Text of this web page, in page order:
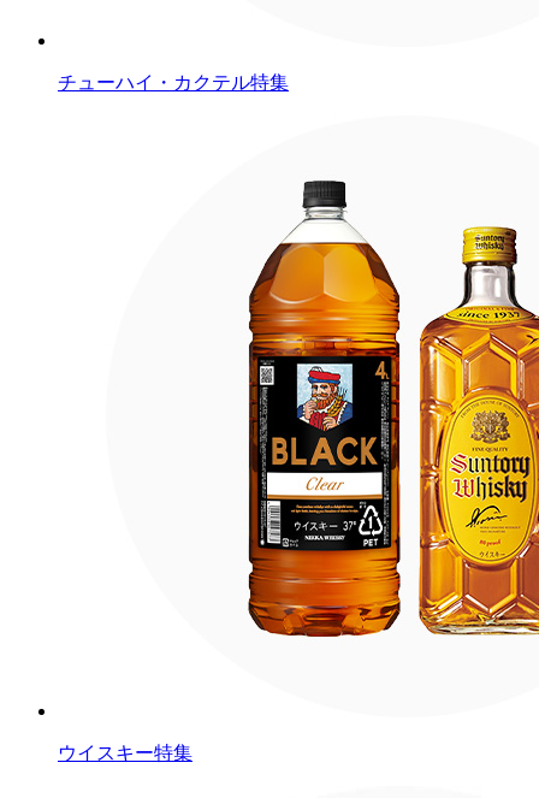
チューハイ・カクテル特集
ウイスキー特集